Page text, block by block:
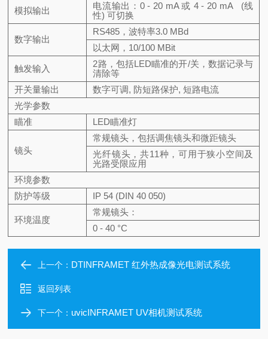
模拟输出
电流输出：0 - 20 mA 或 4 - 20 mA (线
性) 可切换
数字输出
RS485，波特率3.0 MBd
以太网，10/100 MBit
触发输入
2路，包括LED瞄准的开/关，数据记录与
清除等
开关量输出
数字可调, 防短路保护, 短路电流
光学参数
瞄准
LED瞄准灯
镜头
常规镜头，包括调焦镜头和微距镜头
光纤镜头，共11种，可用于狭小空间及
光路受限应用
环境参数
防护等级
IP 54 (DIN 40 050)
环境温度
常规镜头：
0 - 40 °C
上一个： DTINFRAMET 红外热成像光电测试系统
返回列表
下一个： uvicINFRAMET UV相机测试系统